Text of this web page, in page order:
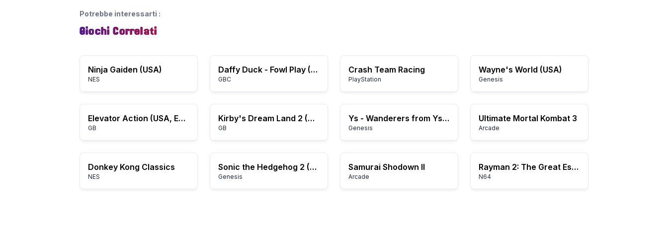
Potrebbe interessarti :
Giochi Correlati
Ninja Gaiden (USA)
NES
Daffy Duck - Fowl Play (USA)
GBC
Crash Team Racing
PlayStation
Wayne's World (USA)
Genesis
Elevator Action (USA, Europe)
GB
Kirby's Dream Land 2 (USA, Europe)
GB
Ys - Wanderers from Ys (Japan)
Genesis
Ultimate Mortal Kombat 3
Arcade
Donkey Kong Classics
NES
Sonic the Hedgehog 2 (World) (Rev A)
Genesis
Samurai Shodown II
Arcade
Rayman 2: The Great Escape
N64